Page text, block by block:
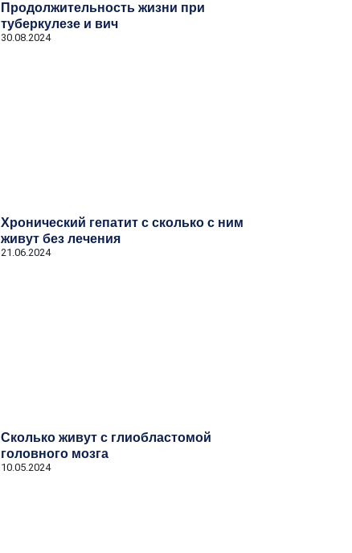
Продолжительность жизни при
туберкулезе и вич
30.08.2024
Хронический гепатит с сколько с ним
живут без лечения
21.06.2024
Сколько живут с глиобластомой
головного мозга
10.05.2024